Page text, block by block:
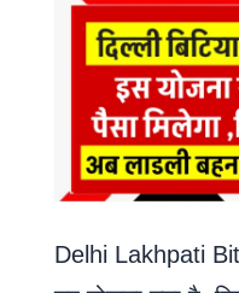
Delhi Lakhpati